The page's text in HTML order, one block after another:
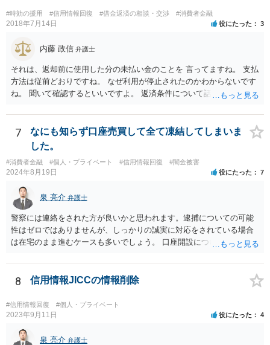
#時効の援用 #信用情報回復 #借金返済の相談・交渉 #消費者金融
2018年7月14日 役にたった 3
内藤 政信 弁護士
それは、返却前に使用した分の未払い金のことを 言ってますね。 支払
方法は従前どおりですね。 なぜ利用が停止されたのかわからないです
ね。 聞いて確認するといいですよ。 返済条件について話し合う事は当
7
なにも知らず口座売買して全て凍結してしまいま
した。
#消費者金融 #個人・プライベート #信用情報回復 #闇金被害
2024年8月19日 役にたった 7
泉 亮介 弁護士
警察には連絡をされた方が良いかと思われます。逮捕についての可能
性はゼロではありませんが、しっかりの誠実に対応をされている場合
は在宅のまま進むケースも多いでしょう。 口座開設については銀行等
られるケースも多いかと思われます。
8 信用情報JICCの情報削除
#信用情報回復 #個人・プライベート
2023年9月11日 役にたった 4
泉 亮介 弁護士